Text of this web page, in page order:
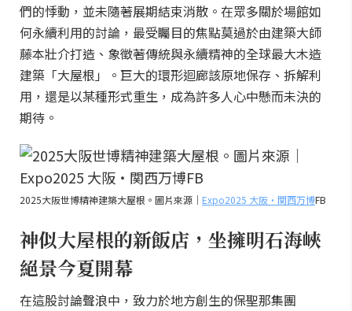
們的悸動，並未隨著展期結束消散。在眾多關於場館如
何永續利用的討論，最受矚目的焦點莫過於由建築大師
藤本壯介打造、象徵著傳統與永續精神的全球最大木造
建築「大屋根」。巨大的環形迴廊該原地保存、拆解利
用，還是以某種形式重生，成為許多人心中懸而未決的
期待。
2025大阪世博精神建築大屋根。圖片來源｜ Expo2025 大阪・関西万博FB
神似大屋根的新飯店，坐擁明石海峽
絕景今夏開幕
在這股討論聲浪中，致力於地方創生的保聖那集團